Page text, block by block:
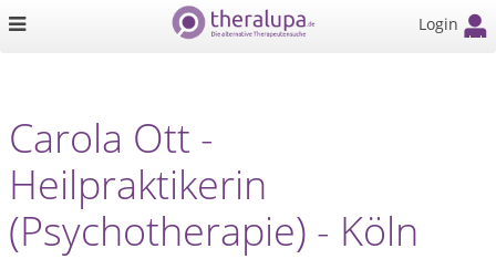
Login
Carola Ott -
Heilpraktikerin
(Psychotherapie) - Köln